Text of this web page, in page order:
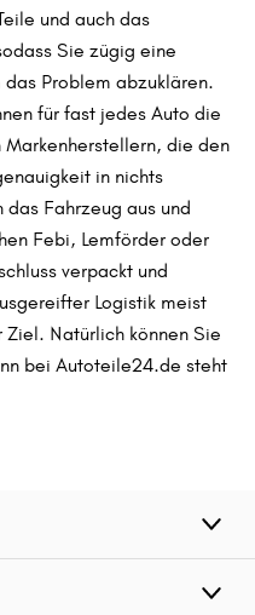
und auch das
Sie zügig eine
Problem abzuklären.
für fast jedes Auto die
Markenherstellern, die den
in nichts
Fahrzeug aus und
Febi, Lemförder oder
verpackt und
Logistik meist
Natürlich können Sie
bei Autoteile24.de steht